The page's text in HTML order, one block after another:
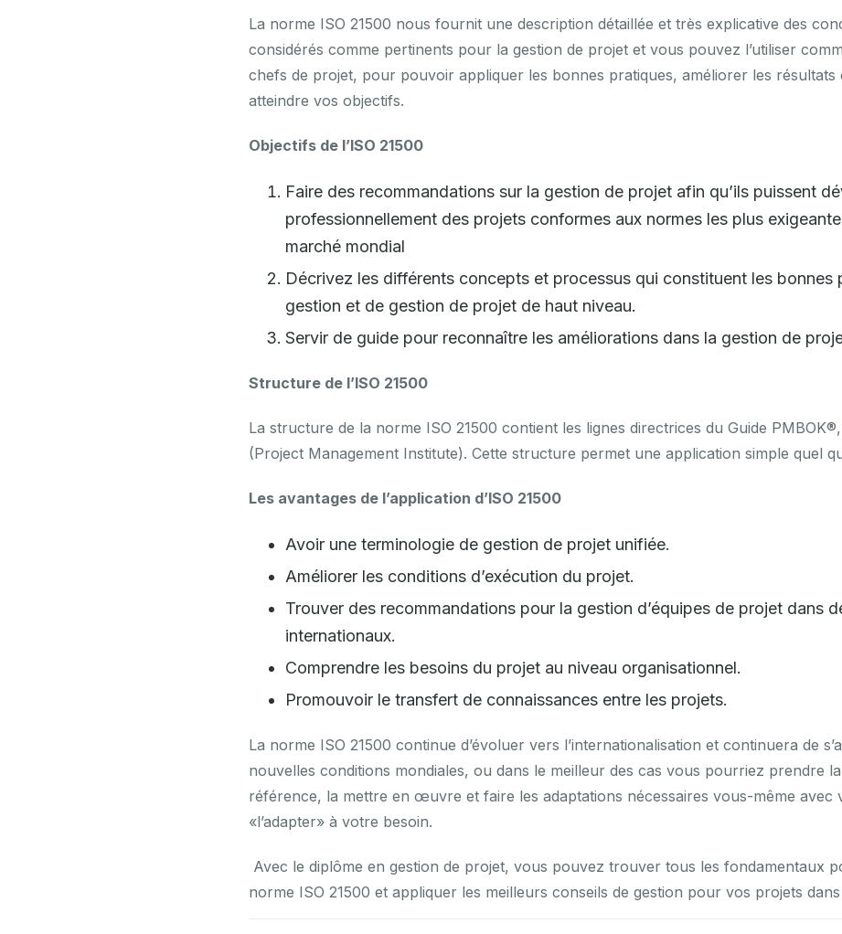
La norme ISO 21500 nous fournit une description détaillée et très explicative des
considérés comme pertinents pour la gestion de projet et vous pouvez l’utiliser
chefs de projet, pour pouvoir appliquer les bonnes pratiques, améliorer les résultats
atteindre vos objectifs.
Objectifs de l’ISO 21500
Faire des recommandations sur la gestion de projet afin qu’ils puissent
professionnellement des projets conformes aux normes les plus
marché mondial
Décrivez les différents concepts et processus qui constituent les bonnes
gestion et de gestion de projet de haut niveau.
Servir de guide pour reconnaître les améliorations dans la gestion de
Structure de l’ISO 21500
La structure de la norme ISO 21500 contient les lignes directrices du Guide
(Project Management Institute). Cette structure permet une application simple quel
Les avantages de l’application d’ISO 21500
Avoir une terminologie de gestion de projet unifiée.
Améliorer les conditions d’exécution du projet.
Trouver des recommandations pour la gestion d’équipes de projet dans
internationaux.
Comprendre les besoins du projet au niveau organisationnel.
Promouvoir le transfert de connaissances entre les projets.
La norme ISO 21500 continue d’évoluer vers l’internationalisation et continuera de
nouvelles conditions mondiales, ou dans le meilleur des cas vous pourriez prendre
référence, la mettre en œuvre et faire les adaptations nécessaires vous-même avec
«l’adapter» à votre besoin.
Avec le diplôme en gestion de projet, vous pouvez trouver tous les fondamentaux
norme ISO 21500 et appliquer les meilleurs conseils de gestion pour vos projets